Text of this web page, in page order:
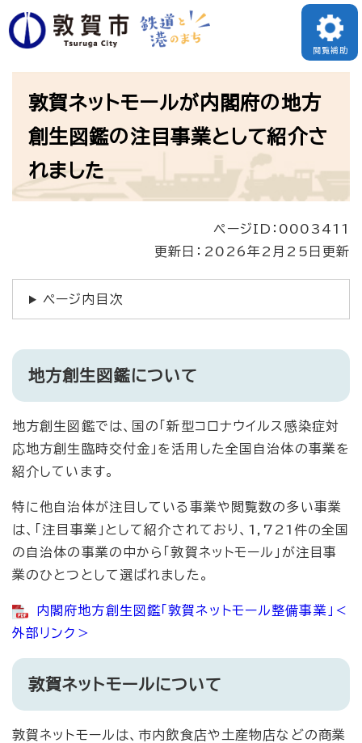
ペ
ー
す
閲覧補助
敦賀ネットモールが内閣府の地方
創生図鑑の注目事業として紹介さ
れました
ページID：0003411
更新日：2026年2月25日更新
ページ内目次
地方創生図鑑について
地方創生図鑑では、国の「新型コロナウイルス感染症対
応地方創生臨時交付金」を活用した全国自治体の事業を
紹介しています。
特に他自治体が注目している事業や閲覧数の多い事業
は、「注目事業」として紹介されており、1,721件の全国
の自治体の事業の中から「敦賀ネットモール」が注目事
業のひとつとして選ばれました。
内閣府地方創生図鑑「敦賀ネットモール整備事業」 ＜
外部リンク＞
敦賀ネットモールについて
敦賀ネットモールは、市内飲食店や土産物店などの商業